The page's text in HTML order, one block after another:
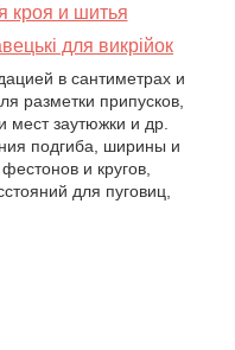
кроя и шитья
для викрійок
в сантиметрах и
разметки припусков,
мест заутюжки и др.
подгиба, ширины и
и кругов,
для пуговиц,